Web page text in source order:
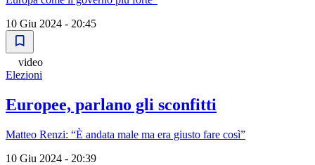
10 Giu 2024 - 20:45
video
Elezioni
Europee, parlano gli sconfitti
Matteo Renzi: “È andata male ma era giusto fare così”
10 Giu 2024 - 20:39